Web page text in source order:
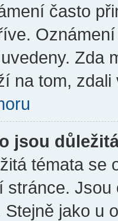
často
Zda
na tom,
jsou
témata se
stránce. Jsou
Stejně jako u